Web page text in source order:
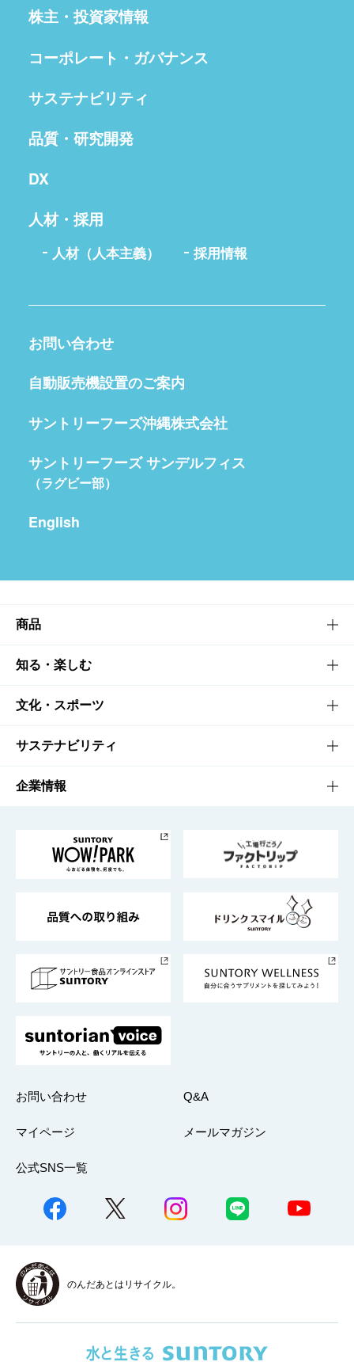
株主・投資家情報
コーポレート・ガバナンス
サステナビリティ
品質・研究開発
DX
人材・採用
人材（人本主義） 採用情報
お問い合わせ
自動販売機設置のご案内
サントリーフーズ沖縄株式会社
サントリーフーズ サンデルフィス
（ラグビー部）
English
商品
商品TOP
商品一覧
商品発売情報
栄養成分一覧
知る・楽しむ
知る・楽しむTOP
キャンペーン
工場見学
地域情報
文化・スポーツ
文化・スポーツTOP
サントリーホール
サントリーサンバーズ大阪
サステナビリティ
サステナビリティTOP
サントリーが考えるサステナビリティ経営
企業情報
企業概要
採用情報
お問い合わせ Q&A
マイページ メールマガジン
公式SNS一覧
のんだあとはリサイクル。